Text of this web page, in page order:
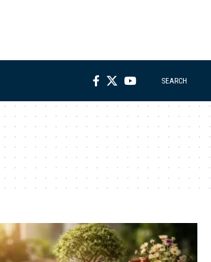
SEARCH